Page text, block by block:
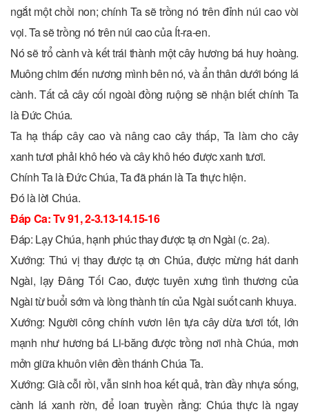
ngắt một chồi non; chính Ta sẽ trồng nó trên đỉnh núi cao vòi
vọi. Ta sẽ trồng nó trên núi cao của Ít-ra-en.
Nó sẽ trổ cành và kết trái thành một cây hương bá huy hoàng.
Muông chim đến nương mình bên nó, và ẩn thân dưới bóng lá
cành. Tất cả cây cối ngoài đồng ruộng sẽ nhận biết chính Ta
là Ðức Chúa.
Ta hạ thấp cây cao và nâng cao cây thấp, Ta làm cho cây
xanh tươi phải khô héo và cây khô héo được xanh tươi.
Chính Ta là Ðức Chúa, Ta đã phán là Ta thực hiện.
Ðó là lời Chúa.
Ðáp Ca: Tv 91, 2-3.13-14.15-16
Ðáp: Lạy Chúa, hạnh phúc thay được tạ ơn Ngài (c. 2a).
Xướng: Thú vị thay được tạ ơn Chúa, được mừng hát danh
Ngài, lạy Ðâng Tối Cao, được tuyên xưng tình thương của
Ngài từ buổi sớm và lòng thành tín của Ngài suốt canh khuya.
Xướng: Người công chính vươn lên tựa cây dừa tươi tốt, lớn
mạnh như hương bá Li-băng được trồng nơi nhà Chúa, mơn
mởn giữa khuôn viên đền thánh Chúa Ta.
Xướng: Già cỗi rồi, vẫn sinh hoa kết quả, tràn đầy nhựa sống,
cành lá xanh rờn, để loan truyền rằng: Chúa thực là ngay